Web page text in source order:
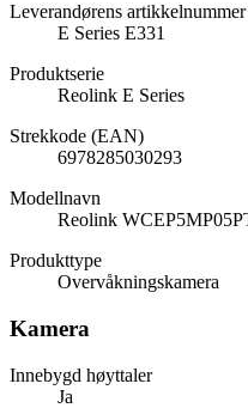
Leverandørens artikkelnummer
E Series E331
Produktserie
Reolink E Series
Strekkode (EAN)
6978285030293
Modellnavn
Reolink
Produkttype
Overvåkningskamera
Kamera
Innebygd høyttaler
Ja